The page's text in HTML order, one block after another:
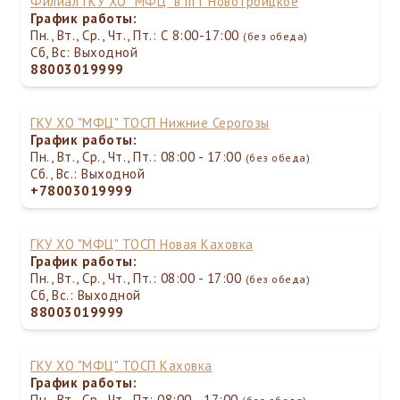
График работы:
Пн., Вт., Ср., Чт., Пт.: С 8:00-17:00 (без обеда)
Сб, Вс: Выходной
88003019999
ГКУ ХО "МФЦ" ТОСП Нижние Серогозы
График работы:
Пн., Вт., Ср., Чт., Пт.: 08:00 - 17:00 (без обеда)
Сб., Вс.: Выходной
+78003019999
ГКУ ХО "МФЦ" ТОСП Новая Каховка
График работы:
Пн., Вт., Ср., Чт., Пт.: 08:00 - 17:00 (без обеда)
Сб, Вс.: Выходной
88003019999
ГКУ ХО "МФЦ" ТОСП Каховка
График работы: